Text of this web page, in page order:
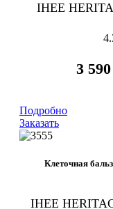
IHEE
3
Подробно
Заказать
Клеточная
IHEE